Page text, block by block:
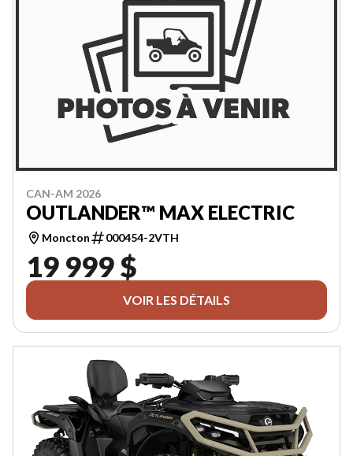
CAN-AM 2026
OUTLANDER™ MAX ELECTRIC
Moncton 000454-2VTH
19 999 $
VOIR LES DÉTAILS